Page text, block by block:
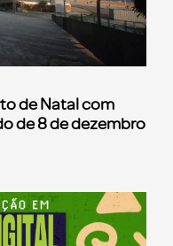
de Natal com
de 8 de dezembro